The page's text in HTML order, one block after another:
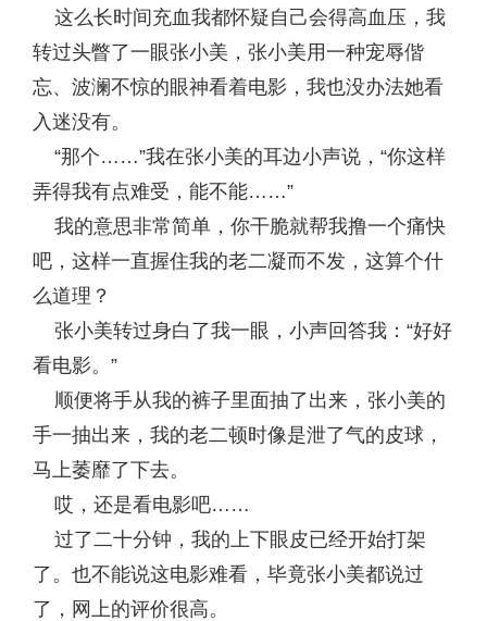
这么长时间充血我都怀疑自己会得高血压，我
转过头瞥了一眼张小美，张小美用一种宠辱偕
忘、波澜不惊的眼神看着电影，我也没办法她看
入迷没有。
“那个……”我在张小美的耳边小声说，“你这样
弄得我有点难受，能不能……”
我的意思非常简单，你干脆就帮我撸一个痛快
吧，这样一直握住我的老二凝而不发，这算个什
么道理？
张小美转过身白了我一眼，小声回答我：“好好
看电影。”
顺便将手从我的裤子里面抽了出来，张小美的
手一抽出来，我的老二顿时像是泄了气的皮球，
马上萎靡了下去。
哎，还是看电影吧……
过了二十分钟，我的上下眼皮已经开始打架
了。也不能说这电影难看，毕竟张小美都说过
了，网上的评价很高。